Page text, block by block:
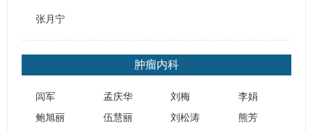
张月宁
肿瘤内科
闾军 孟庆华 刘梅
李娟
鲍旭丽
伍慧丽 刘松涛
熊芳